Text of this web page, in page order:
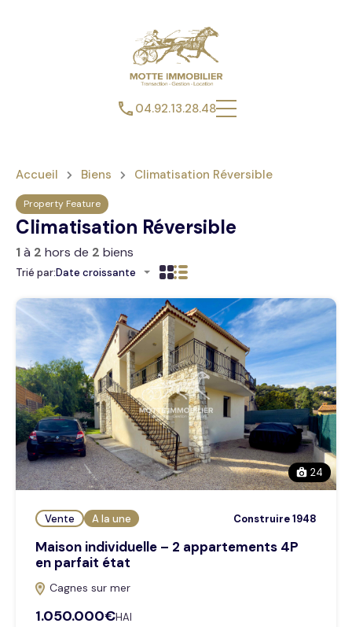
04.92.13.28.48
Accueil Biens Climatisation Réversible
Property Feature
Climatisation Réversible
1à 2 hors de 2 biens
Trié par:Date croissante
24
Vente A la une Construire 1948
Maison individuelle – 2 appartements 4P
en parfait état
Cagnes sur mer
1.050.000€HAI